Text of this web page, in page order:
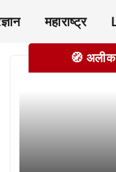
महाराष्ट्र
🧭